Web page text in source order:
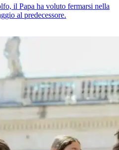
il Papa ha voluto fermarsi nella
al predecessore.